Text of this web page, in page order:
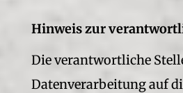
Hinweis zur
Die verantwortliche
Datenverarbeitung auf